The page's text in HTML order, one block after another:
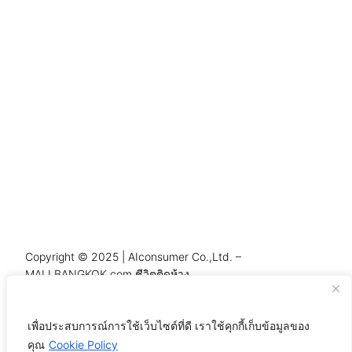
เพื่อประสบการณ์การใช้เว็บไซต์ที่ดี เราใช้คุกกี้เก็บข้อมูลของ
คุณ Cookie Policy
Copyright © 2025 | AIconsumer Co.,Ltd. –
MALLBANGKOK.com ชีวิตติดห้าง